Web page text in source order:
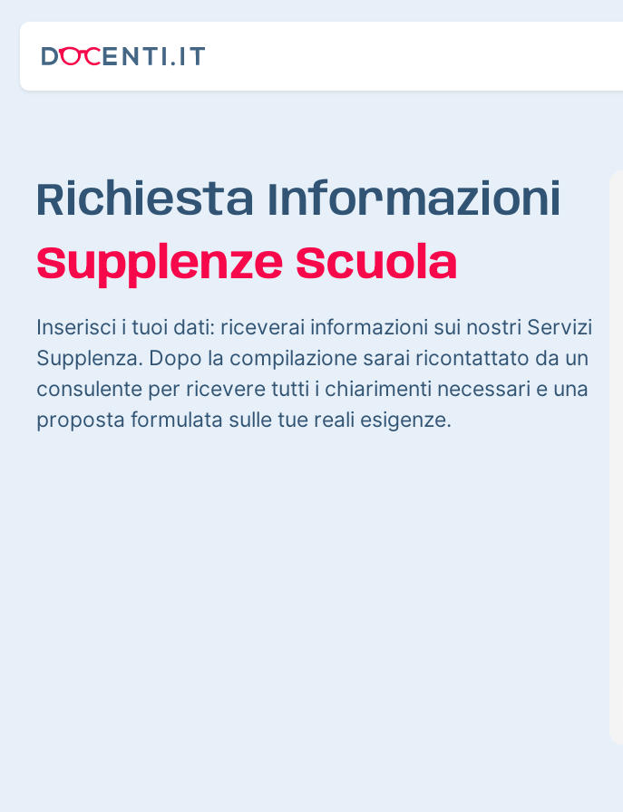
Richiesta Informazioni
Supplenze Scuola
Inserisci i tuoi dati: riceverai informazioni sui nostri Servizi
Supplenza. Dopo la compilazione sarai ricontattato da un
consulente per ricevere tutti i chiarimenti necessari e una
proposta formulata sulle tue reali esigenze.